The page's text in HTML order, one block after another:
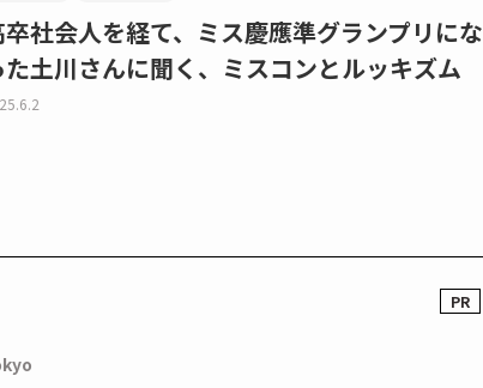
卒社会人を経て、ミス慶應準グランプリにな
た土川さんに聞く、ミスコンとルッキズム